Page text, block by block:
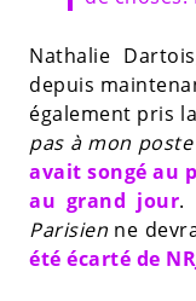
Nathalie
depuis
également pris
pas à mon poste
avait songé au
au grand jour.
Parisien ne
été écarté de